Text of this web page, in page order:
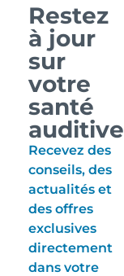
Restez
à jour
sur
votre
santé
auditive
Recevez des
conseils, des
actualités et
des offres
exclusives
directement
dans votre